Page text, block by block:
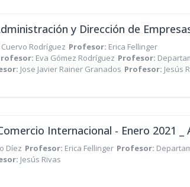
Rodríguez Profesor: Erica Fellinger
Eva Gómez Rodríguez Profesor:
Jose Javier Rainer Granados Profesor: Jesús
Díez Profesor: Erica Fellinger Profesor:
Jesús Rivas